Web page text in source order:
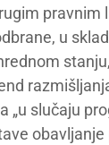
pravnim
u
„u slučaju